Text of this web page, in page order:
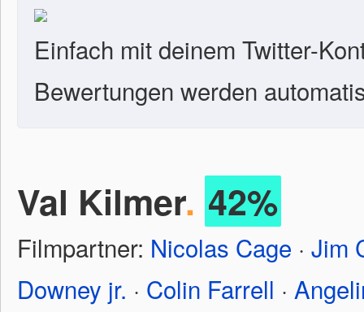
Einfach mit deinem Twitter-
Bewertungen werden
Val Kilmer. 42%
Filmpartner: Nicolas Cage · Jim
Downey jr. · Colin Farrell ·